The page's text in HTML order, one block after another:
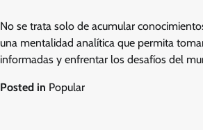
No se trata solo de acumular
una mentalidad analítica que permita
informadas y enfrentar los desafíos del
Posted in Popular